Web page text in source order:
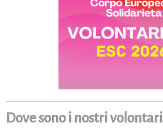
Dove sono i nostri volontari